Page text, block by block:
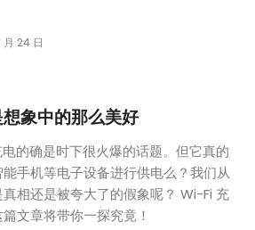
月 24 日
象中的那么美好
的确是时下很火爆的话题。但它真的
手机等电子设备进行供电么？我们从
相还是被夸大了的假象呢？ Wi-Fi 充
文章将带你一探究竟！